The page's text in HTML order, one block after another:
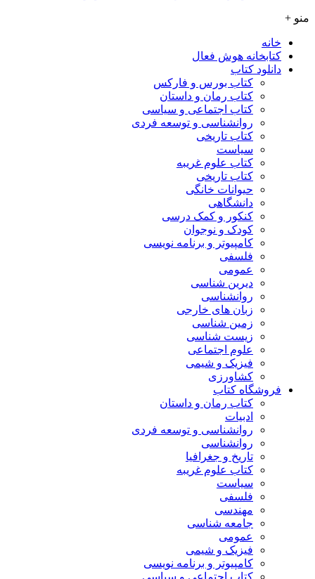
منو +
خانه
کتابخانه هوش فعال
دانلود کتاب
کتاب بورس و فارکس
کتاب رمان و داستان
کتاب اجتماعی و سیاسی
روانشناسی و توسعه فردی
کتاب تاریخی
سیاست
کتاب علوم غریبه
کتاب تاریخی
حیوانات خانگی
دانشگاهی
کنکور و کمک‌ درسی
کودک و نوجوان
کامپیوتر و برنامه نویسی
فلسفی
عمومی
دیرین شناسی
روانشناسی
زبان های خارجی
زمین شناسی
زیست شناسی
علوم اجتماعی
فیزیک و شیمی
کشاورزی
فروشگاه کتاب
کتاب رمان و داستان
ادبیات
روانشناسی و توسعه فردی
روانشناسی
تاریخ و جغرافیا
کتاب علوم غریبه
سیاست
فلسفی
مهندسی
جامعه شناسی
عمومی
فیزیک و شیمی
کامپیوتر و برنامه نویسی
کتاب اجتماعی و سیاسی